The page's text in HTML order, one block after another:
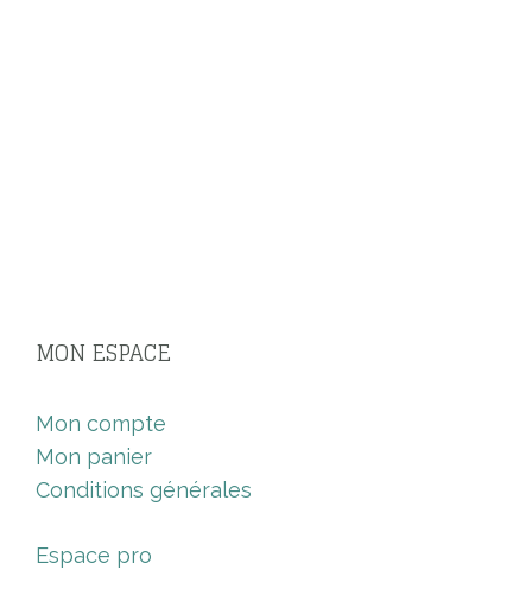
MON ESPACE
Mon compte
Mon panier
Conditions générales
Espace pro